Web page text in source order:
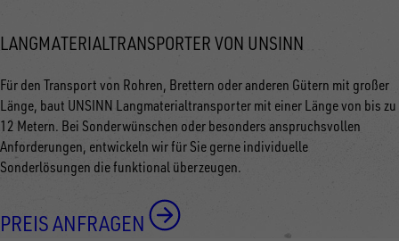
LANGMATERIALTRANSPORTER VON UNSINN
Für den Transport von Rohren, Brettern oder anderen Gütern mit großer
Länge, baut UNSINN Langmaterialtransporter mit einer Länge von bis zu
12 Metern. Bei Sonderwünschen oder besonders anspruchsvollen
Anforderungen, entwickeln wir für Sie gerne individuelle
Sonderlösungen die funktional überzeugen.
PREIS ANFRAGEN